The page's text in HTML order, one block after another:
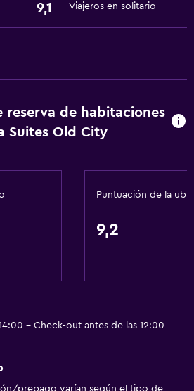
tintorería
9,1 Viajeros en solitario
reserva de habitaciones
Suites Old City
Puntuación de la
9,2
- Check-out antes de las 12:00
prepago varían según el tipo de